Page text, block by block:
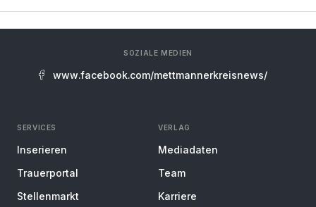
SOZIALE MEDIEN
www.facebook.com/mettmannerkreisnews/
SERVICES
Inserieren
Trauerportal
Stellenmarkt
VERLAG
Mediadaten
Team
Karriere